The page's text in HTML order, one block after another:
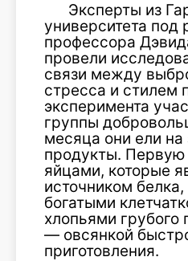
Эксперты из
университета под
профессора
провели
связи между
стресса и стилем
эксперимента
группы
месяца они ели на
продукты. Первую
яйцами, которые
источником
богатыми
хлопьями
— овсянкой
приготовления.